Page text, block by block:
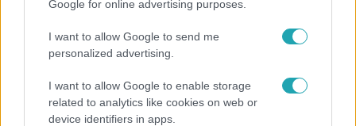
Google for online advertising purposes.
I want to allow Google to send me
personalized advertising.
I want to allow Google to enable storage
related to analytics like cookies on web or
device identifiers in apps.
Népszerű